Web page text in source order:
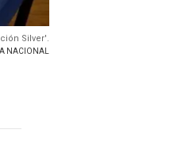
Silver'.
NACIONAL